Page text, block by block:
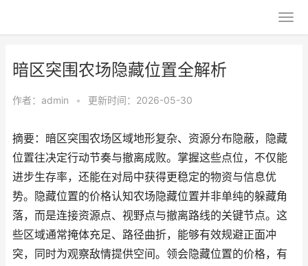
暗区突围农场隐藏位置全解析
作者： admin • 更新时间：2026-05-30
摘要：暗区突围农场区域地形复杂、资源分布隐蔽，隐藏
位置往决定行动节奏与撤离成败。掌握这些点位，不仅能
进步生存率，还能在对局中获得更稳定的物资与信息优
势。隐藏位置的价格认知农场隐藏位置并非单纯的躲藏角
落，而是连接资源点、视野点与撤离路线的关键节点。这
些区域通常掩体充足、路径曲折，能够有效规避正面冲
突，同时为观察敌情提供空间。领会隐藏位置的价格，有